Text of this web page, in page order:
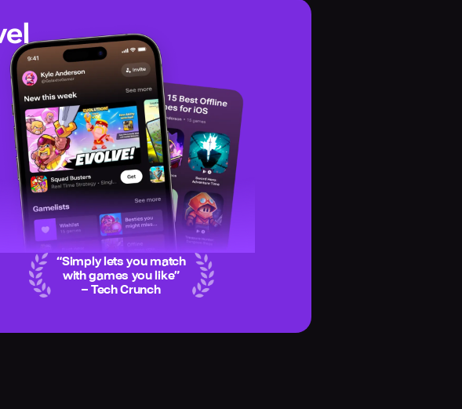
“Simply lets you match
with games you like”
– Tech Crunch